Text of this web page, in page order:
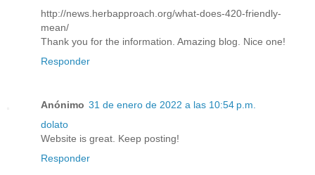
http://news.herbapproach.org/what-does-420-friendly-
mean/
Thank you for the information. Amazing blog. Nice one!
Responder
Anónimo 31 de enero de 2022 a las 10:54 p.m.
dolato
Website is great. Keep posting!
Responder